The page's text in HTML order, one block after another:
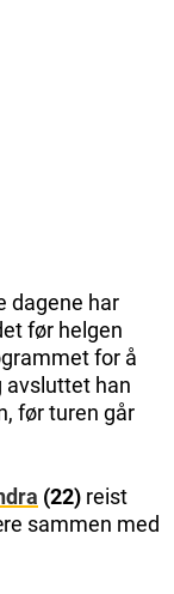
dagene har
før helgen
for å
avsluttet han
før turen går
(22) reist
sammen med